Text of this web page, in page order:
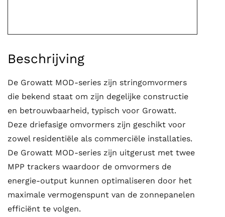
Beschrijving
De Growatt MOD-series zijn stringomvormers
die bekend staat om zijn degelijke constructie
en betrouwbaarheid, typisch voor Growatt.
Deze driefasige omvormers zijn geschikt voor
zowel residentiële als commerciële installaties.
De Growatt MOD-series zijn uitgerust met twee
MPP trackers waardoor de omvormers de
energie-output kunnen optimaliseren door het
maximale vermogenspunt van de zonnepanelen
efficiënt te volgen.